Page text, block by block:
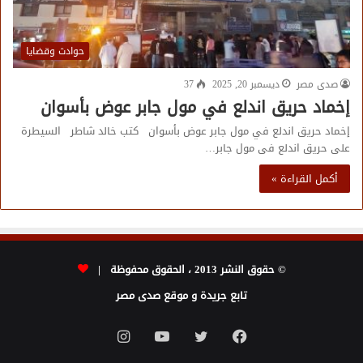
حوادث وقضايا
صدى مصر
ديسمبر 20, 2025 37
إخماد حريق اندلع في مول جابر عوض بأسوان
إخماد حريق اندلع في مول جابر عوض بأسوان كتب خالد شاطر السيطرة
على حريق اندلع فى مول جابر…
أكمل القراءة »
© حقوق النشر 2013 ، الحقوق محفوظة |
تابع جريدة و موقع صدى مصر
فيسبوك تويتر يوتيوبانستقرام